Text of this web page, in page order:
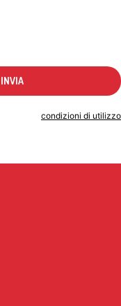
condizioni di utilizzo